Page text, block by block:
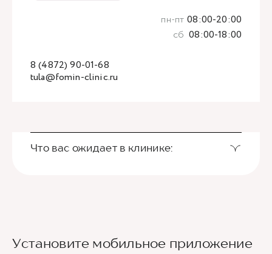
tula@fomin-clinic.ru
8 (4872) 90-01-68
пн-пт 08:00-20:00
сб 08:00-18:00
Что вас ожидает в клинике:
Установите мобильное приложение